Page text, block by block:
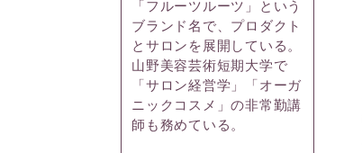
「フルーツルーツ」という
ブランド名で、プロダクト
とサロンを展開している。
山野美容芸術短期大学で
「サロン経営学」「オーガ
ニックコスメ」の非常勤講
師も務めている。